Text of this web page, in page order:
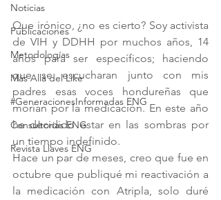
Noticias
Publicaciones
Metodologías
Más Allá del Like
#GeneracionesInformadas ENG
Consultorias ENG
Revista Llaves ENG
Que irónico, ¿no es cierto? Soy activista
de VIH y DDHH por muchos años, 14
años para ser específicos; haciendo
que se escucharan junto con mis
padres esas voces hondureñas que
morían por la medicación. En este año
he decidido estar en las sombras por
un tiempo indefinido.
Hace un par de meses, creo que fue en
octubre que publiqué mi reactivación a
la medicación con Atripla, solo duré